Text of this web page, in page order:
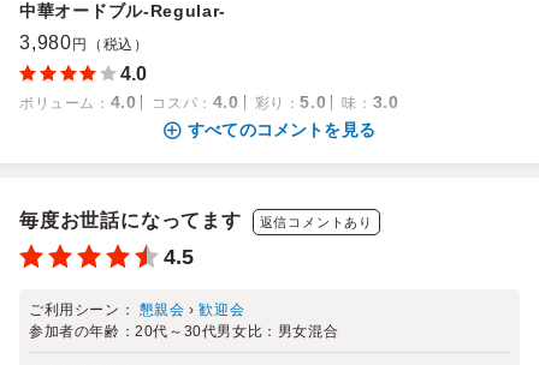
中華オードブル-Regular-
3,980 円（税込）
4.0
ボリューム ： 4.0 コスパ ： 4.0 彩り ：5.0 味 ： 3.0
すべてのコメントを見る
毎度お世話になってます 返信コメントあり
4.5
ご利用シーン： 懇親会 ›歓迎会
参加者の年齢：20代～30代男女比： 男女混合